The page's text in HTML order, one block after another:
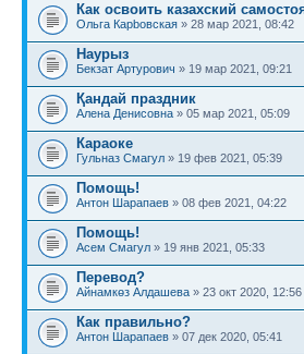
Как освоить казахский
Ольга Карbовская » 28 мар 2021, 08:42
Наурыз
Бекзат Артурович » 19 мар 2021, 09:21
Қандай праздник
Алена Денисовна » 05 мар 2021, 05:09
Караоке
Гульназ Смагул » 19 фев 2021, 05:39
Помощь!
Антон Шарапаев » 08 фев 2021, 04:22
Помощь!
Асем Смагул » 19 янв 2021, 05:33
Перевод?
Айнамкөз Алдашева » 23 окт 2020, 12:56
Как правильно?
Антон Шарапаев » 07 дек 2020, 05:41